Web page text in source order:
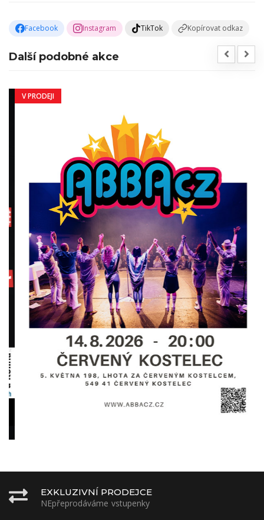
Facebook Instagram TikTok Kopírovat odkaz
Další podobné akce
V PRODEJI
EXKLUZIVNÍ PRODEJCE
NEpřeprodáváme vstupenky